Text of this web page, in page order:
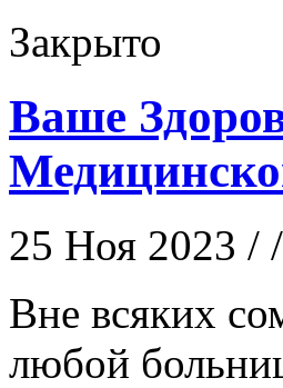
Закрыто
Ваше
25 Ноя 2023 /
Внe всякиx
любой